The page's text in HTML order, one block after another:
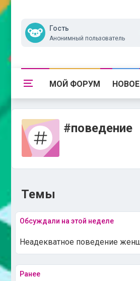
Гость
Анонимный пользователь
МОЙ ФОРУМ НОВОЕ
#поведение
Темы
Обсуждали на этой неделе
Неадекватное поведение
Ранее